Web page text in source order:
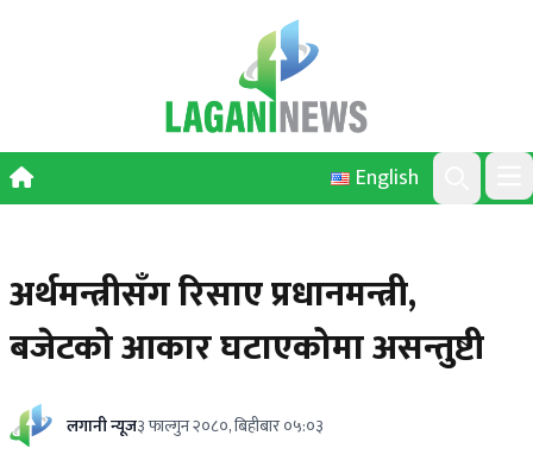
English
Search
अर्थमन्त्रीसँग रिसाए प्रधानमन्त्री,
बजेटको आकार घटाएकोमा असन्तुष्टी
लगानी न्यूज३ फाल्गुन २०८०, बिहीबार ०५:०३